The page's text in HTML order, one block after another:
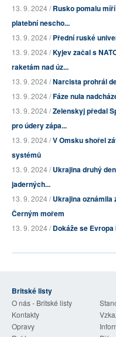
13. 9. 2024 /Rusko pomalu
platební nescho...
13. 9. 2024 /Přední ruské
13. 9. 2024 /Kyjev začal s
raketám nad úz...
13. 9. 2024 /Narcista prohrál
13. 9. 2024 /Fáze nula
13. 9. 2024 /Zelenskyj předal
pro údery zápa...
13. 9. 2024 /V Omsku shořel
systémů
13. 9. 2024 /Ukrajina druhý
jaderných...
13. 9. 2024 /Ukrajina oznámila
Černým mořem
13. 9. 2024 /Dokáže se
Britské listy
O nás - Britské listy
Kontakty
Opravy